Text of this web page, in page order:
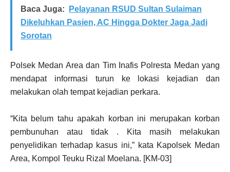
Baca Juga:
Pelayanan RSUD Sultan Sulaiman
Dikeluhkan Pasien, AC Hingga Dokter Jaga Jadi
Sorotan
Polsek Medan Area dan Tim Inafis Polresta Medan yang
mendapat informasi turun ke lokasi kejadian dan
melakukan olah tempat kejadian perkara.
“Kita belum tahu apakah korban ini merupakan korban
pembunuhan atau tidak . Kita masih melakukan
penyelidikan terhadap kasus ini,” kata Kapolsek Medan
Area, Kompol Teuku Rizal Moelana. [KM-03]